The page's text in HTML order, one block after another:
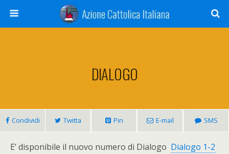
DIALOGO
Condividi Twitta Pin E-mail SMS
E’ disponibile il nuovo numero di Dialogo Dialogo 1-2